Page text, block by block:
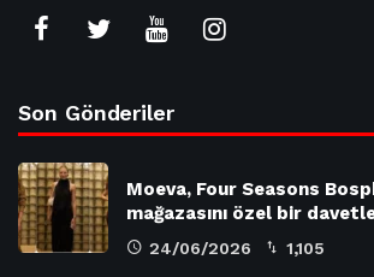
Son Gönderiler
Moeva, Four Seasons
mağazasını özel bir
24/06/2026 1,105